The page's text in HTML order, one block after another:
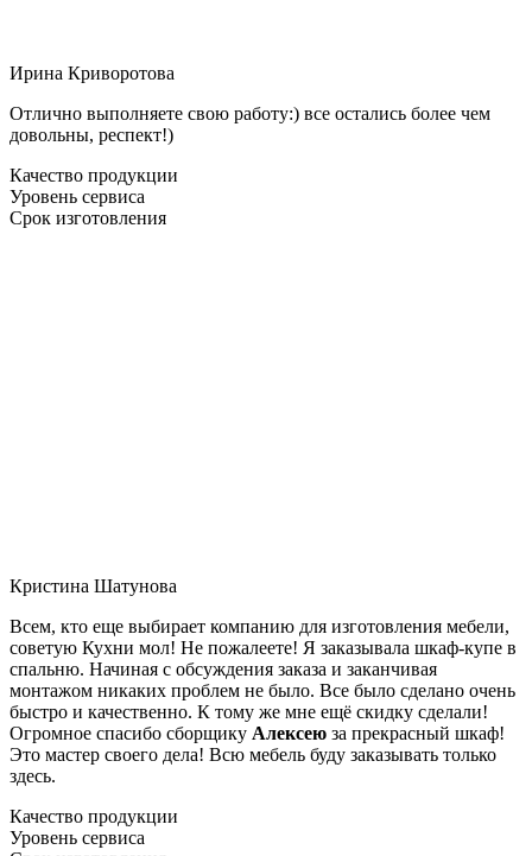
Ирина Криворотова
Отлично выполняете свою работу:) все остались более чем
довольны, респект!)
Качество продукции
Уровень сервиса
Срок изготовления
Кристина Шатунова
Всем, кто еще выбирает компанию для изготовления мебели,
советую Кухни мол! Не пожалеете! Я заказывала шкаф-купе в
спальню. Начиная с обсуждения заказа и заканчивая
монтажом никаких проблем не было. Все было сделано очень
быстро и качественно. К тому же мне ещё скидку сделали!
Огромное спасибо сборщику Алексею за прекрасный шкаф!
Это мастер своего дела! Всю мебель буду заказывать только
здесь.
Качество продукции
Уровень сервиса